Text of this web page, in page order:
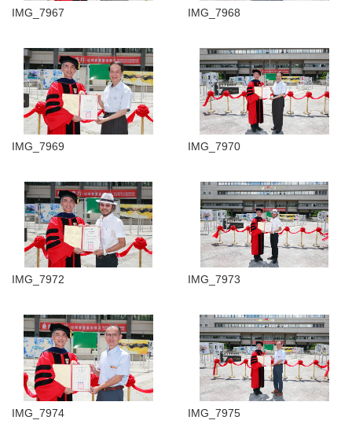
IMG_7967 IMG_7968
IMG_7969 IMG_7970
IMG_7972 IMG_7973
IMG_7974 IMG_7975